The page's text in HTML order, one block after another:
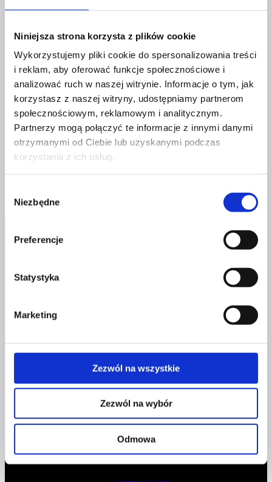
Niniejsza strona korzysta z plików cookie
Wykorzystujemy pliki cookie do spersonalizowania treści
i reklam, aby oferować funkcje społecznościowe i
analizować ruch w naszej witrynie. Informacje o tym, jak
korzystasz z naszej witryny, udostępniamy partnerom
społecznościowym, reklamowym i analitycznym.
Partnerzy mogą połączyć te informacje z innymi danymi
otrzymanymi od Ciebie lub uzyskanymi podczas
korzystania z ich usług.
zgody
Niezbędne
Preferencje
Statystyka
Marketing
Zezwól na wszystkie
Zezwól na wybór
Odmowa
za krótka. Często bywa jednak, że choć byliśmy zajęci
uczucie, że nic wartościowego nie udało nam się
zrobić. Zaraz po tym przychodzi weryfikacja naszych
działań w postaci efektów – zadowalających lub nie.
Jak więc jak zarządzać swoim czasem, aby nie mieć
uczucia, że przecieka nam przez palce? W jaki sposób
zacząć efektywnie wywiązywać się ze swoich
obowiązków?
SMART,
Szpilka
Profil tiktok Czerwona Szpilka
Profil youtube Czerwona
Kontakt
kontakt@czerwonaszpilka.pl